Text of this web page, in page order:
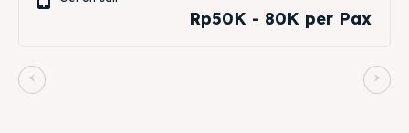
Rp50K - 80K per Pax